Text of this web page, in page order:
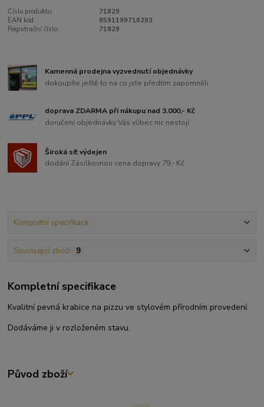
Číslo produktu:
71829
EAN kód:
8591199718293
Registrační číslo:
71829
Kamenná prodejna vyzvednutí objednávky
dokoupíte ještě to na co jste předtím zapomněli
doprava ZDARMA při nákupu nad 3.000,- Kč
doručení objednávky Vás vůbec nic nestojí
Široká síť výdejen
dodání Zásilkovnou cena dopravy 79,- Kč
Kompletní specifikace
Související zboží 9
Kompletní specifikace
Kvalitní pevná krabice na pizzu ve stylovém přírodním provedení.
Dodáváme ji v rozloženém stavu.
Původ zboží